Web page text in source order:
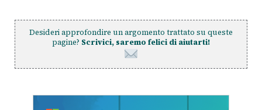
Desideri approfondire un argomento trattato su queste
pagine? Scrivici, saremo felici di aiutarti!